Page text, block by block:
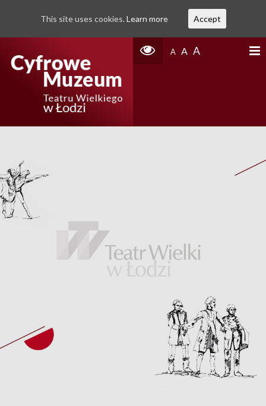
A A A
This site uses cookies. Learn more Accept